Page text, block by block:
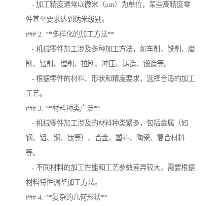
- 加工精度通常以微米（μm）为单位，某些高精度零
件甚至要求达到纳米级别。
### 2. **多样化的加工方法**
- 机械零件加工涉及多种加工方法，如车削、铣削、磨
削、钻削、镗削、拉削、冲压、铸造、锻造等。
- 根据零件的材料、形状和精度要求，选择合适的加工
工艺。
### 3. **材料种类广泛**
- 机械零件加工涉及的材料种类繁多，包括金属（如
钢、铝、铜、钛等）、合金、塑料、陶瓷、复合材料
等。
- 不同材料的加工性能和工艺参数差异较大，需要根据
材料特性调整加工方法。
### 4. **复杂的几何形状**